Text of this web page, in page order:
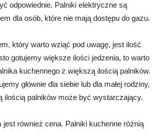
odpowiednie. Palniki elektryczne są
dla osób, które nie mają dostępu do gazu.
który warto wziąć pod uwagę, jest ilość
gotujemy większe ilości jedzenia, to warto
kuchennego z większą ilością palników.
głównie dla siebie lub dla małej rodziny,
ilością palników może być wystarczający.
jest również cena. Palniki kuchenne różnią